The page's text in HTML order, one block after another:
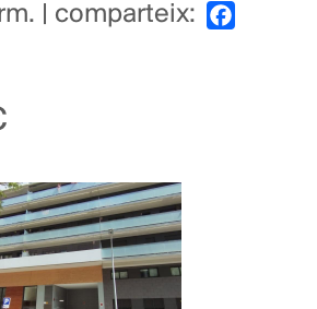
| comparteix: